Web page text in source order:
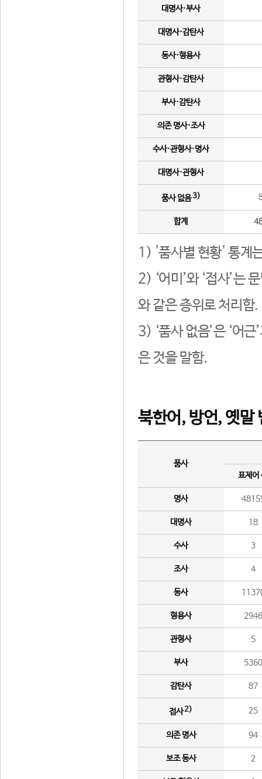
대명사·부사
대명사·감탄사
동사·형용사
관형사·감탄사
부사·감탄사
의존 명사·조사
수사·관형사·명사
대명사·관형사
품사 없음3)
합계
1) '품사별 현황' 통계
2) ‘어미’와 ‘접사’는
와 같은 층위로 처리함.
3) ‘품사 없음’은 ‘어
은 것을 말함.
북한어, 방언, 옛말
품사
표제어
명사
대명사 18
수사 3
조사 4
동사
형용사 2946
관형사 5
부사 5360
감탄사 87
접사2) 25
의존 명사 94
보조 동사 2